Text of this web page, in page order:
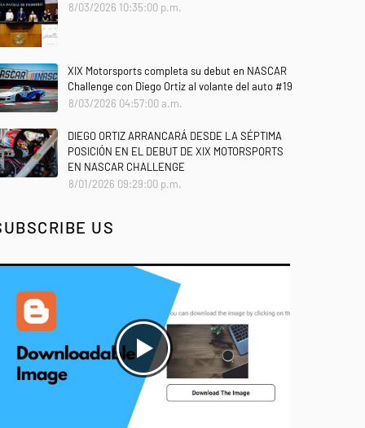
8/03/2026 10:35:00 p.m.
XIX Motorsports completa su debut en NASCAR
Challenge con Diego Ortiz al volante del auto #19
8/03/2026 04:57:00 a.m.
DIEGO ORTIZ ARRANCARÁ DESDE LA SÉPTIMA
POSICIÓN EN EL DEBUT DE XIX MOTORSPORTS
EN NASCAR CHALLENGE
8/01/2026 09:29:00 p.m.
US